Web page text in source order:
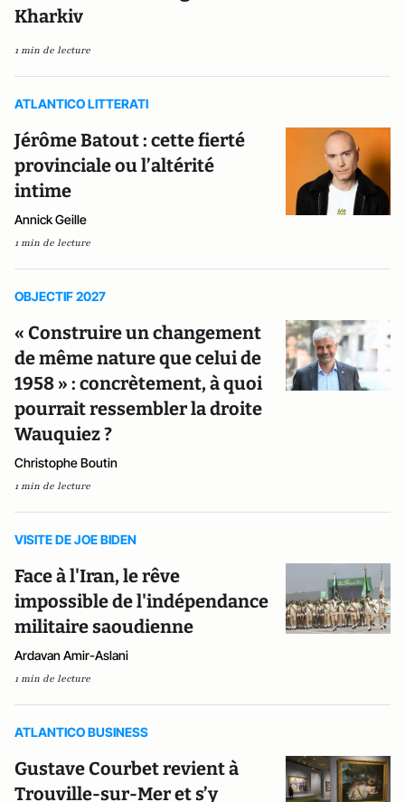
Kharkiv
1 min de lecture
ATLANTICO LITTERATI
Jérôme Batout : cette fierté
provinciale ou l’altérité
intime
Annick Geille
1 min de lecture
OBJECTIF 2027
« Construire un changement
de même nature que celui de
1958 » : concrètement, à quoi
pourrait ressembler la droite
Wauquiez ?
Christophe Boutin
1 min de lecture
VISITE DE JOE BIDEN
Face à l'Iran, le rêve
impossible de l'indépendance
militaire saoudienne
Ardavan Amir-Aslani
1 min de lecture
ATLANTICO BUSINESS
Gustave Courbet revient à
Trouville-sur-Mer et s’y